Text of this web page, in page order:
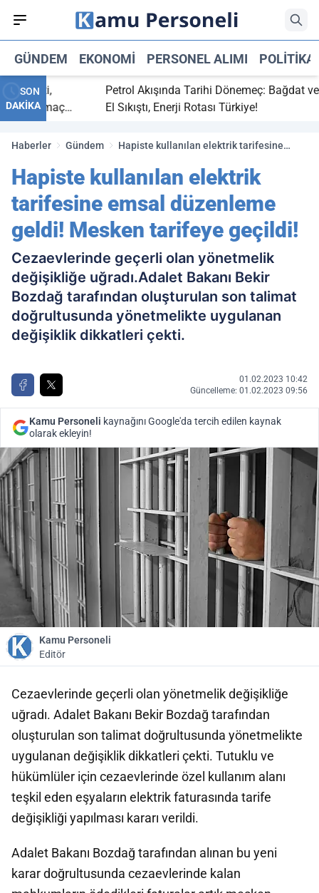
GÜNDEM EKONOMI PERSONEL ALIMI POLITIKA
SON
DAKİKA
bitti,
maç
Petrol Akışında Tarihi Dönemeç: Bağdat ve
El Sıkıştı, Enerji Rotası Türkiye!
Haberler Gündem
Hapiste kullanılan elektrik tarifesine
geçildi!
Hapiste kullanılan elektrik
tarifesine emsal düzenleme
geldi! Mesken tarifeye geçildi!
Cezaevlerinde geçerli olan yönetmelik
değişikliğe uğradı.Adalet Bakanı Bekir
Bozdağ tarafından oluşturulan son talimat
doğrultusunda yönetmelikte uygulanan
değişiklik dikkatleri çekti.
01.02.2023 10:42
Güncelleme: 01.02.2023 09:56
Kamu Personeli kaynağını Google'da tercih edilen kaynak
olarak ekleyin!
Kamu Personeli
Editör
Cezaevlerinde geçerli olan yönetmelik değişikliğe
uğradı. Adalet Bakanı Bekir Bozdağ tarafından
oluşturulan son talimat doğrultusunda yönetmelikte
uygulanan değişiklik dikkatleri çekti. Tutuklu ve
hükümlüler için cezaevlerinde özel kullanım alanı
teşkil eden eşyaların elektrik faturasında tarife
değişikliği yapılması kararı verildi.
Adalet Bakanı Bozdağ tarafından alınan bu yeni
karar doğrultusunda cezaevlerinde kalan